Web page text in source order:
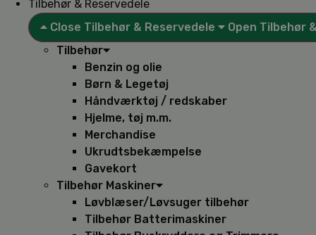
Tilbehør & Reservedele
Close Tilbehør & Reservedele
Open Tilbehør
Tilbehør
Benzin og olie
Børn & Legetøj
Håndværktøj / redskaber
Hjelme, tøj m.m.
Merchandise
Ukrudtsbekæmpelse
Gavekort
Tilbehør Maskiner
Løvblæser/Løvsuger tilbehør
Tilbehør Batterimaskiner